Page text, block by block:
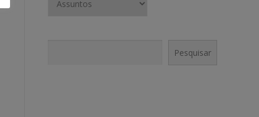
Pesquisar